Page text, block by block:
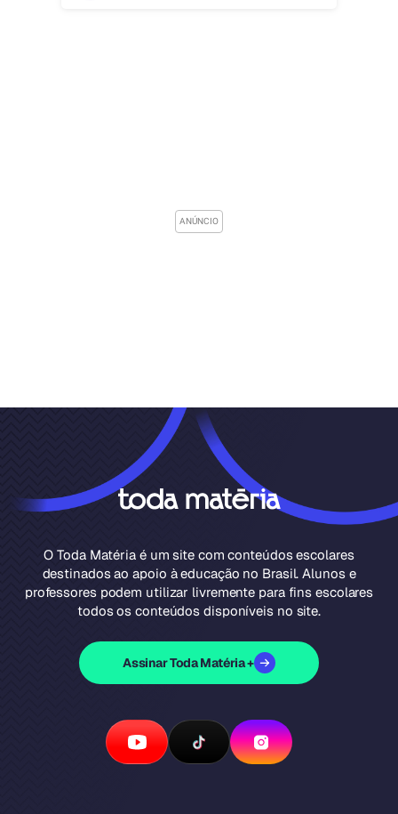
O Toda Matéria é um site com conteúdos escolares
destinados ao apoio à educação no Brasil. Alunos e
professores podem utilizar livremente para fins escolares
todos os conteúdos disponíveis no site.
Assinar Toda Matéria +